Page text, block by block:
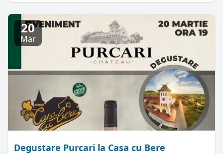
20
Mar
Degustare Purcari la Casa cu Bere